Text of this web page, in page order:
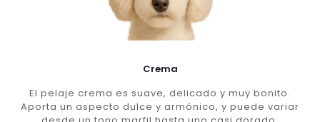
Crema
El pelaje crema es suave, delicado y muy bonito.
Aporta un aspecto dulce y armónico, y puede variar